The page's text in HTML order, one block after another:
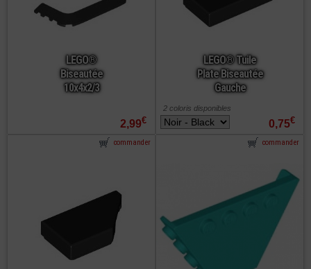
LEGO®
Biseautée
10x4x2/3
2,99€
LEGO® Tuile
Plate Biseautée
Gauche
0,75€
2 coloris disponibles
commander commander